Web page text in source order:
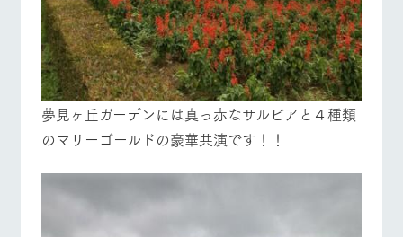
夢見ヶ丘ガーデンには真っ赤なサルビアと４種類
のマリーゴールドの豪華共演です！！